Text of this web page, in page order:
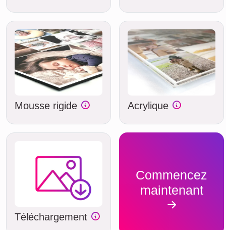
Mousse rigide Acrylique
Téléchargement
Commencez
maintenant